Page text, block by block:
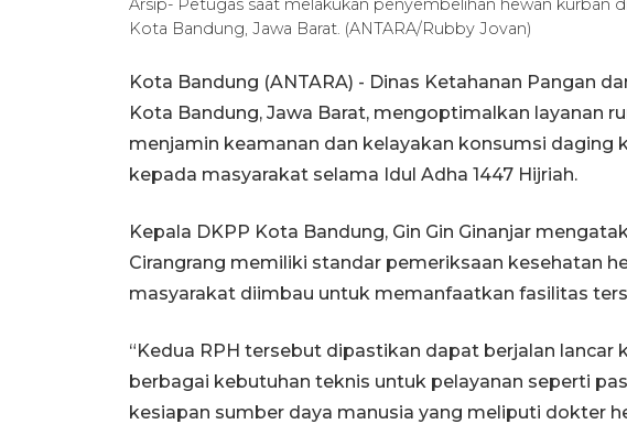
Arsip- Petugas saat melakukan penyembelihan hewan kurban
Kota Bandung, Jawa Barat. (ANTARA/Rubby Jovan)
Kota Bandung (ANTARA) - Dinas Ketahanan Pangan
Kota Bandung, Jawa Barat, mengoptimalkan layanan
menjamin keamanan dan kelayakan konsumsi daging
kepada masyarakat selama Idul Adha 1447 Hijriah.
Kepala DKPP Kota Bandung, Gin Gin Ginanjar
Cirangrang memiliki standar pemeriksaan kesehatan
masyarakat diimbau untuk memanfaatkan fasilitas
“Kedua RPH tersebut dipastikan dapat berjalan lancar
berbagai kebutuhan teknis untuk pelayanan seperti
kesiapan sumber daya manusia yang meliputi dokter